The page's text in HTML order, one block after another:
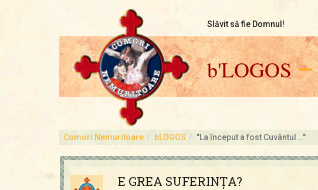
Slăvit să fie Domnul!
b'LOGOS—
Comori Nemuritoare bLOGOS "La început a fost Cuvântul..."
E GREA SUFERINŢA?